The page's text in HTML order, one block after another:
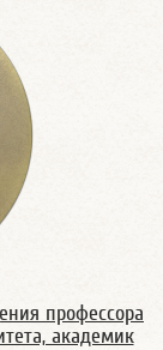
профессора
академик